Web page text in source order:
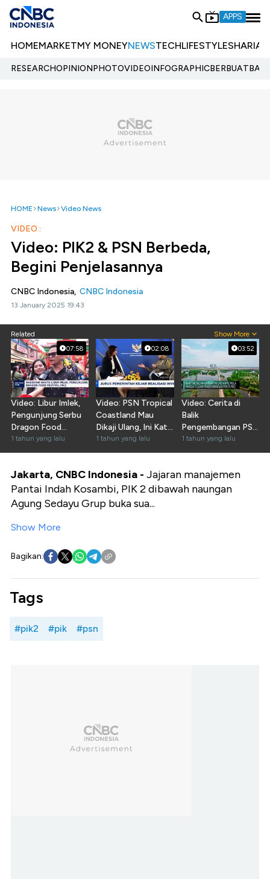
APPS
HOMEMARKETMY MONEYNEWSTECHLIFESTYLESHARIA
RESEARCHOPINIONPHOTOVIDEOINFOGRAPHIC
HOME News Video News
VIDEO :
Video: PIK2 & PSN Berbeda,
Begini Penjelasannya
CNBC Indonesia, CNBC Indonesia
13 January 2025 19:43
Related Show More
07:58
Video: Libur Imlek,
Pengunjung Serbu
Dragon Food
Festival PIK2
1 tahun yang lalu
02:08
Video: PSN Tropical
Coastland Mau
Dikaji Ulang, Ini Kata
Pemerintah
1 tahun yang lalu
03:52
Video: Cerita di
Balik
Pengembangan PSN
di PIK2
1 tahun yang lalu
Jakarta, CNBC Indonesia - Jajaran manajemen
Pantai Indah Kosambi, PIK 2 dibawah naungan
Agung Sedayu Grup buka sua...
Show More
Bagikan:
Tags
#pik2 #pik #psn